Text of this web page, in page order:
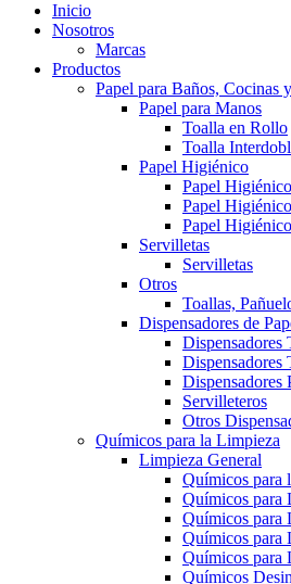
Inicio
Nosotros
Marcas
Productos
Papel para Baños, Cocinas
Papel para Manos
Toalla en Rollo
Toalla
Papel Higiénico
Papel
Papel
Papel
Servilletas
Servilletas
Otros
Toallas,
Dispensadores de
Dispensadores
Dispensadores
Dispensadores
Servilleteros
Otros
Químicos para la Limpieza
Limpieza General
Químicos para
Químicos para
Químicos para
Químicos para
Químicos para
Químicos